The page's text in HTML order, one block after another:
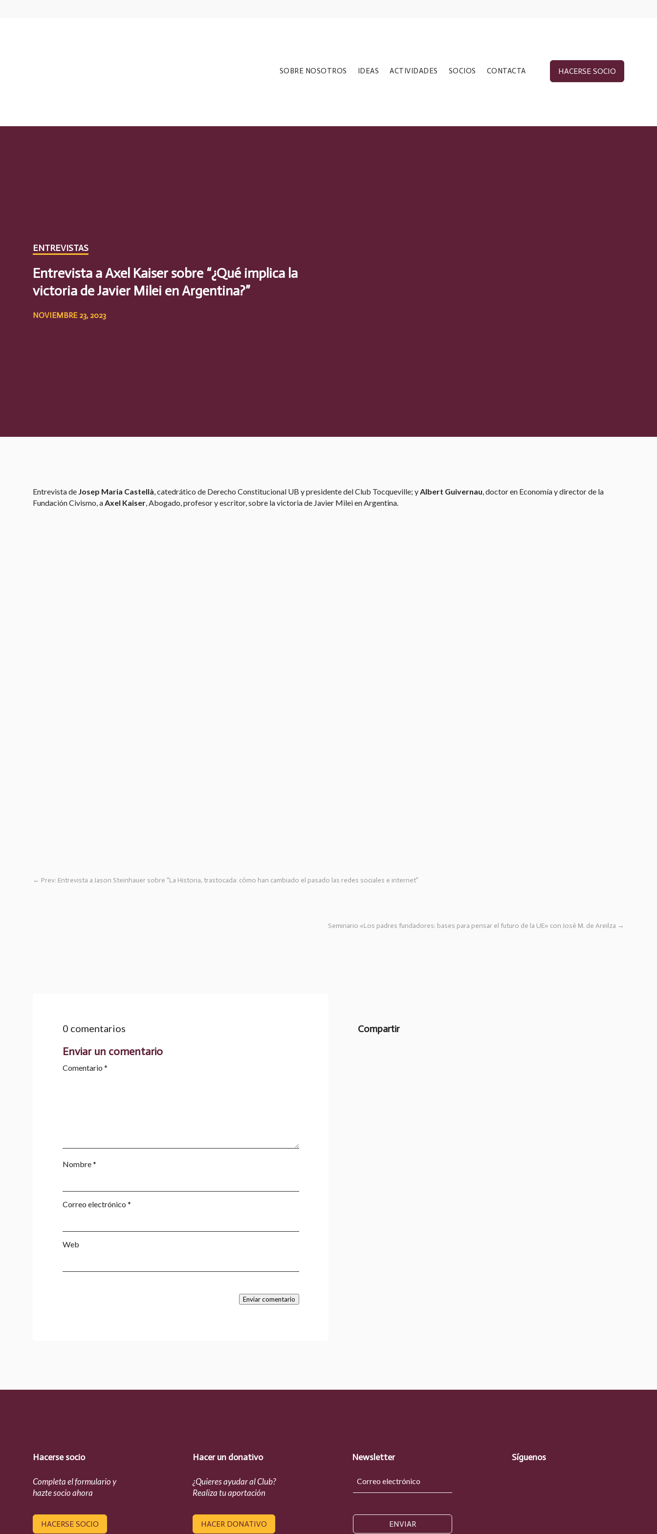
SOBRE NOSOTROS IDEAS ACTIVIDADES SOCIOS CONTACTA HACERSE SOCIO
ENTREVISTAS
Entrevista a Axel Kaiser sobre “¿Qué implica la
victoria de Javier Milei en Argentina?”
NOVIEMBRE 23, 2023
Entrevista de Josep Maria Castellà, catedrático de Derecho Constitucional UB y presidente del Club Tocqueville; yAlbert Guivernau, doctor en Economía y director de la
Fundación Civismo, aAxel Kaiser, Abogado, profesor y escritor, sobre la victoria de Javier Milei en Argentina.
← Prev: Entrevista a Jason Steinhauer sobre “La Historia, trastocada: cómo han cambiado el pasado las redes sociales e internet”
Seminario «Los padres fundadores: bases para pensar el futuro de la UE» con José M. de Areilza →
0 comentarios
Enviar un comentario
Comentario *
Nombre*
Correo electrónico *
Web
Enviar comentario
Compartir
Hacerse socio
Completa el formulario y
hazte socio ahora
HACERSE SOCIO
Hacer un donativo
¿Quieres ayudar al Club?
Realiza tu aportación
HACER DONATIVO
Newsletter
ENVIAR
Síguenos